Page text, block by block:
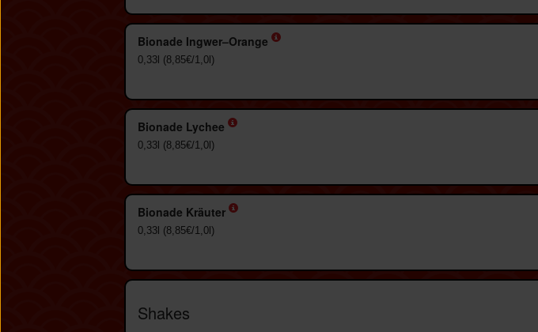
Bionade Ingwer–Orange
0,33l (8,85€/1,0l)
Bionade Lychee
0,33l (8,85€/1,0l)
Bionade Kräuter
0,33l (8,85€/1,0l)
Shakes